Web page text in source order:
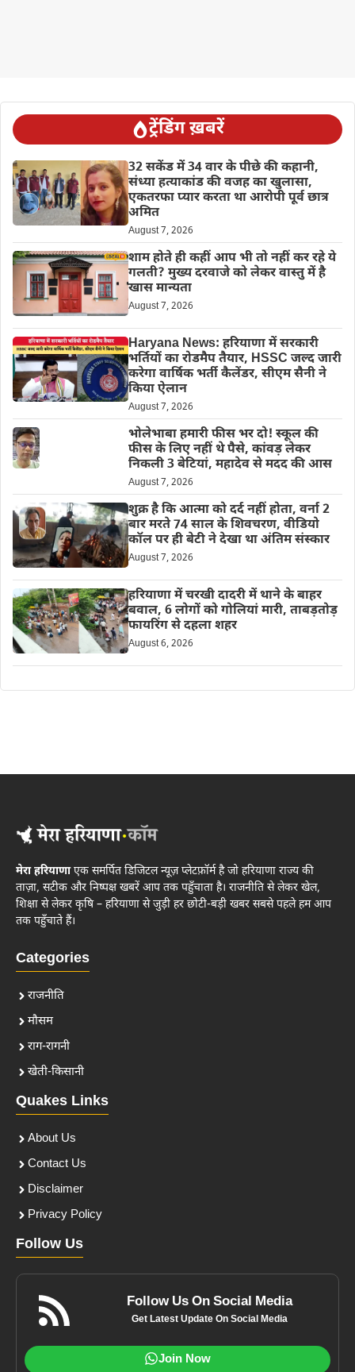
ट्रेंडिंग ख़बरें
32 सकेंड में 34 वार के पीछे की कहानी,
संध्या हत्याकांड की वजह का खुलासा,
एकतरफा प्यार करता था आरोपी पूर्व छात्र
अमित
August 7, 2026
शाम होते ही कहीं आप भी तो नहीं कर रहे ये
गलती? मुख्य दरवाजे को लेकर वास्तु में है
खास मान्यता
August 7, 2026
Haryana News: हरियाणा में सरकारी
भर्तियों का रोडमैप तैयार, HSSC जल्द जारी
करेगा वार्षिक भर्ती कैलेंडर, सीएम सैनी ने
किया ऐलान
August 7, 2026
भोलेभाबा हमारी फीस भर दो! स्कूल की
फीस के लिए नहीं थे पैसे, कांवड़ लेकर
निकली 3 बेटियां, महादेव से मदद की आस
August 7, 2026
शुक्र है कि आत्मा को दर्द नहीं होता, वर्ना 2
बार मरते 74 साल के शिवचरण, वीडियो
कॉल पर ही बेटी ने देखा था अंतिम संस्कार
August 7, 2026
हरियाणा में चरखी दादरी में थाने के बाहर
बवाल, 6 लोगों को गोलियां मारी, ताबड़तोड़
फायरिंग से दहला शहर
August 6, 2026
मेरा हरियाणाएक समर्पित डिजिटल न्यूज़ प्लेटफ़ॉर्म है जो हरियाणा राज्य की
ताज़ा, सटीक और निष्पक्ष खबरें आप तक पहुँचाता है। राजनीति से लेकर खेल,
शिक्षा से लेकर कृषि – हरियाणा से जुड़ी हर छोटी-बड़ी खबर सबसे पहले हम आप
तक पहुँचाते हैं।
Categories
राजनीति
मौसम
राग-रागनी
खेती-किसानी
Quakes Links
About Us
Contact Us
Disclaimer
Privacy Policy
Follow Us
Follow Us On Social Media
Get Latest Update On Social Media
Join Now